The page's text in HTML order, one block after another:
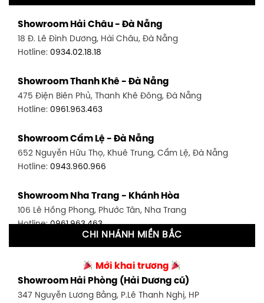
1411 Đường 3/2, P. 16, Quận 11, TP. HCM
Hotline:0906.256.759
1448 Huỳnh Tấn Phát, Phú Thuận, Quận 7, TP HCM
Hotline:0946.480.580
348 Đ. Bạch Đằng, P. 14, Bình Thạnh, TP HCM
Hotline:0902.716.230
591 Hoàng Văn Thụ, P. 4, Tân Bình, TP HCM
Hotline:0906.256.759
Showroom Tân Bình 2 - TP. HCM
0986.71.8448
Showroom Thuận An - Bình Dương
Showroom Hải Châu - Đà Nẵng
18 Đ. Lê Đình Dương, Hải Châu, Đà Nẵng
Hotline: 0934.02.18.18
Showroom Thanh Khê - Đà Nẵng
475 Điện Biên Phủ, Thanh Khê Đông, Đà Nẵng
Hotline: 0961.963.463
Showroom Cẩm Lệ - Đà Nẵng
652 Nguyễn Hữu Thọ, Khuê Trung, Cẩm Lệ, Đà Nẵng
Hotline: 0943.960.966
Showroom Nha Trang - Khánh Hòa
106 Lê Hồng Phong, Phước Tân, Nha Trang
Hotline:0961.963.463
27-29 Nguyễn Sỹ Sách, Hưng Bình, TP Vinh, Nghệ An
Hotline:0943.960.966
CHI NHÁNH MIỀN BẮC
Mới khai trương
Showroom Hải Phòng (Hải Dương cũ)
347 Nguyễn Lương Bằng, P.Lê Thanh Nghị, HP